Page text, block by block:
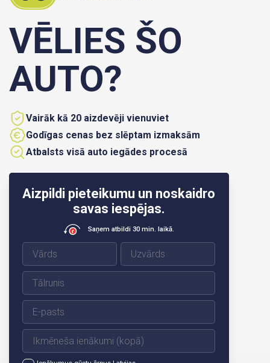
Aizpildi pieteikumu un noskaidro
savas iespējas.
Saņem atbildi 30 min. laikā.
VĒLIES ŠO
AUTO?
Vairāk kā 20 aizdevēji vienuviet
Godīgas cenas bez slēptam izmaksām
Atbalsts visā auto iegādes procesā